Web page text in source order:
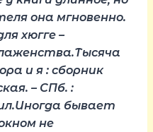
она мгновенно.
хюгге –
и я : сборник
– СПб. :
ил.Иногда бывает
не